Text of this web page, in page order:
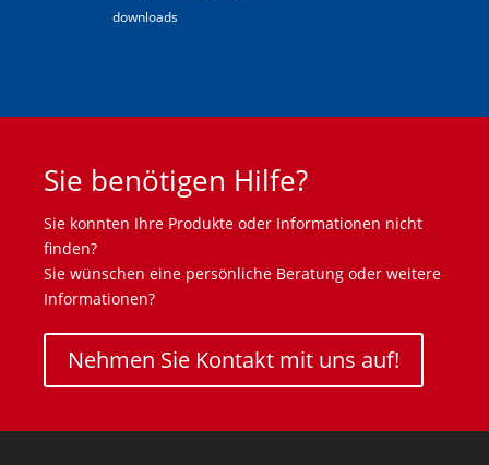
downloads
Sie benötigen Hilfe?
Sie konnten Ihre Produkte oder Informationen nicht
finden?
Sie wünschen eine persönliche Beratung oder weitere
Informationen?
Nehmen Sie Kontakt mit uns auf!